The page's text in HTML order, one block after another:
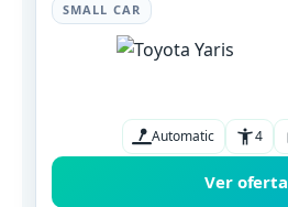
SMALL CAR
Automatic 4
Ver oferta